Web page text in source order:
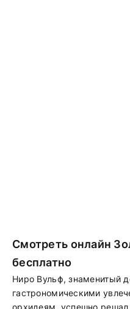
Смотреть онлайн
бесплатно
Ниро Вульф, знаменитый
гастрономическими
орхидеям, успешно